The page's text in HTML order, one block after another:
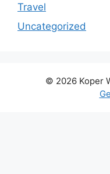
Travel
Uncategorized
© 2026 Koper